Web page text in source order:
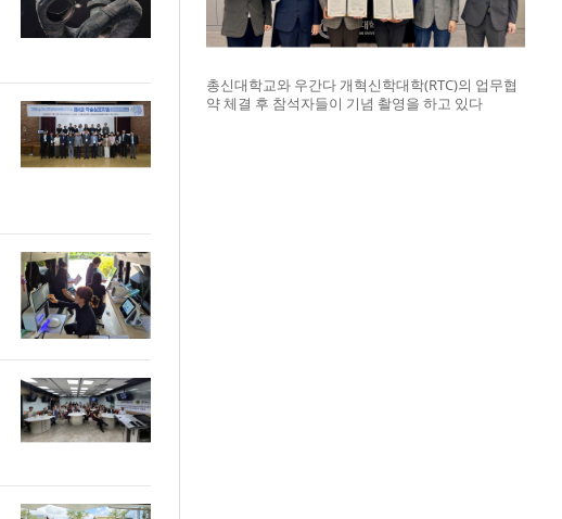
총신대학교와 우간다 개혁신학대학(RTC)의 업무협
약 체결 후 참석자들이 기념 촬영을 하고 있다